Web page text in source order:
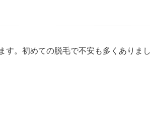
。初めての脱毛で不安も多くありま